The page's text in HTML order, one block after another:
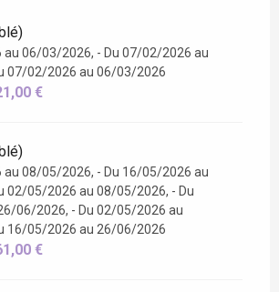
au 06/03/2026, - Du 07/02/2026 au
07/02/2026 au 06/03/2026
€
au 08/05/2026, - Du 16/05/2026 au
02/05/2026 au 08/05/2026, - Du
06/2026, - Du 02/05/2026 au
16/05/2026 au 26/06/2026
€